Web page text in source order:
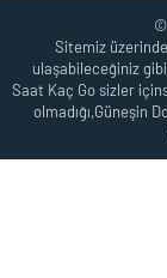
©
Sitemiz
ulaşabileceğiniz
Saat Kaç Go sizler
olmadığı,Güneşin